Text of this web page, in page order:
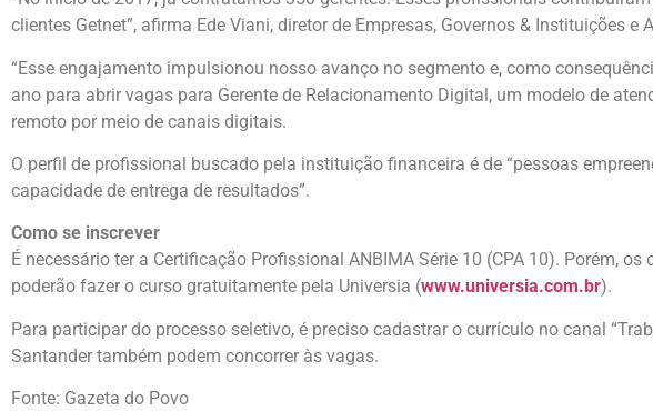
clientes Getnet”, afirma Ede Viani, diretor de Empresas, Governos & Instituições
“Esse engajamento impulsionou nosso avanço no segmento e, como
ano para abrir vagas para Gerente de Relacionamento Digital, um modelo de
remoto por meio de canais digitais.
O perfil de profissional buscado pela instituição financeira é de “pessoas
capacidade de entrega de resultados”.
Como se inscrever
É necessário ter a Certificação Profissional ANBIMA Série 10 (CPA 10). Porém,
poderão fazer o curso gratuitamente pela Universia (www.universia.com.br).
Para participar do processo seletivo, é preciso cadastrar o currículo no canal
Santander também podem concorrer às vagas.
Fonte: Gazeta do Povo